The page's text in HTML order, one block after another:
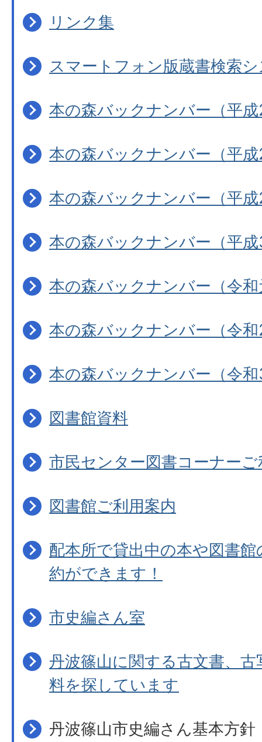
リンク集
スマートフォン版蔵書検索
本の森バックナンバー（平
本の森バックナンバー（平
本の森バックナンバー（平
本の森バックナンバー（平
本の森バックナンバー（令
本の森バックナンバー（令
本の森バックナンバー（令
図書館資料
市民センター図書コーナーご
図書館ご利用案内
配本所で貸出中の本や図書
約ができます！
市史編さん室
丹波篠山に関する古文書、
料を探しています
丹波篠山市史編さん基本方針